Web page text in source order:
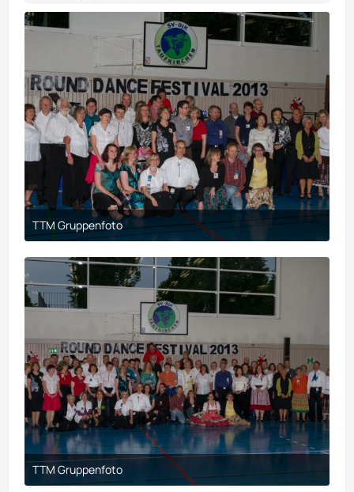
TTM Gruppenfoto
21. März 2018 um 20:02
TTM Gruppenfoto
21. März 2018 um 20:02